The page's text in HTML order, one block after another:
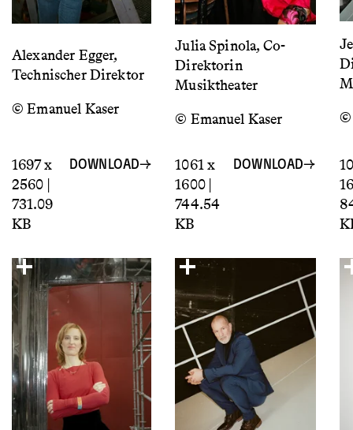
Alexander Egger,
Technischer Direktor
© Emanuel Kaser
1697 x
2560 |
731.09
KB
DOWNLOAD
Julia Spinola, Co-
Direktorin
Musiktheater
© Emanuel Kaser
1061 x
1600 |
744.54
KB
DOWNLOAD
©